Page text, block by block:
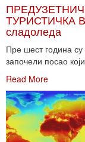
ТУРИСТИЧКА
сладоледа
Пре шест година
започели посао
Read More